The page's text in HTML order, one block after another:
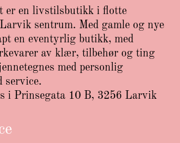
er en livstilsbutikk i flotte
sentrum. Med gamle og nye
en eventyrlig butikk, med
av klær, tilbehør og ting
med personlig
service.
i Prinsegata 10 B, 3256 Larvik